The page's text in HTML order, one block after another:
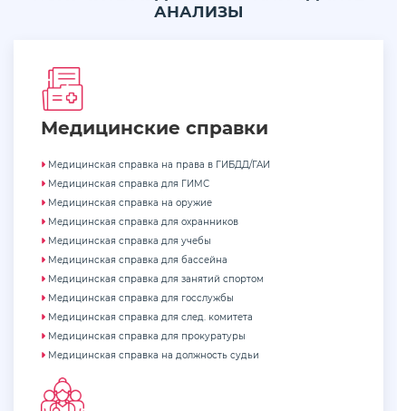
АНАЛИЗЫ
Медицинские cправки
Медицинская справка на права в ГИБДД/ГАИ
Медицинская справка для ГИМС
Медицинская справка на оружие
Медицинская справка для охранников
Медицинская справка для учебы
Медицинская справка для бассейна
Медицинская справка для занятий спортом
Медицинская справка для госслужбы
Медицинская справка для след. комитета
Медицинская справка для прокуратуры
Медицинская справка на должность судьи